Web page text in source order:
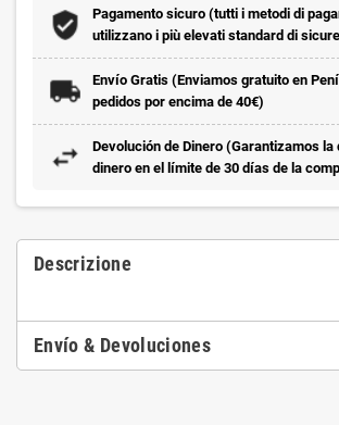
Pagamento sicuro (tutti i metodi di
utilizzano i più elevati standard di
Envío Gratis (Enviamos gratuito en
pedidos por encima de 40€)
Devolución de Dinero (Garantizamos la
dinero en el límite de 30 días de la
Descrizione
Envío & Devoluciones